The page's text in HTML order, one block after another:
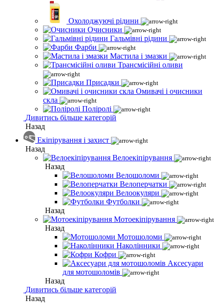
Охолоджуючі рідини
Очисники
Гальмівні рідини
Фарби
Мастила і змазки
Трансмісійні оливи
Присадки
Омивачі і очисники
скла
Поліролі
Дивитись більше категорій
Назад
Екіпірування і захист
Назад
Велоекіпірування
Назад
Велошоломи
Велоперчатки
Велоокуляри
Футболки
Назад
Мотоекіпірування
Назад
Мотошоломи
Наколінники
Кофри
Аксесуари
для мотошоломів
Назад
Дивитись більше категорій
Назад